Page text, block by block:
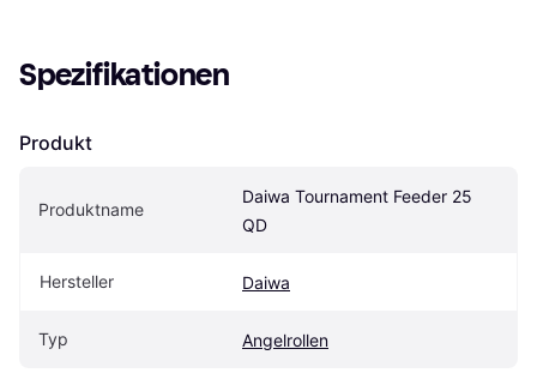
Spezifikationen
Produkt
Produktname
Daiwa Tournament Feeder 25
QD
Hersteller Daiwa
Typ Angelrollen